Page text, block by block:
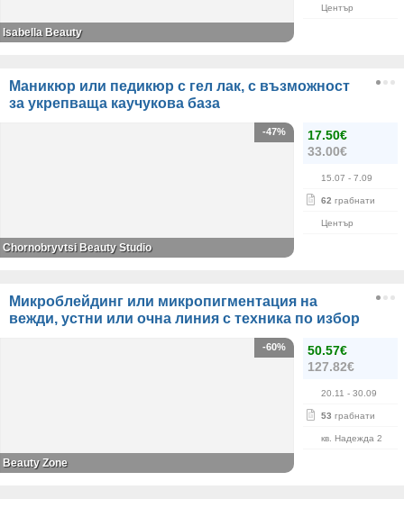
Център
Isabella Beauty
Маникюр или педикюр с гел лак, с възможност
за укрепваща каучукова база
17.50€
33.00€
15.07 - 7.09
62 грабнати
Център
-47%
Chornobryvtsi Beauty Studio
Микроблейдинг или микропигментация на
вежди, устни или очна линия с техника по избор
50.57€
127.82€
20.11 - 30.09
53 грабнати
кв. Надежда 2
-60%
Beauty Zone